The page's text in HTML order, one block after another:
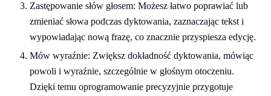
Zastępowanie słów głosem: Możesz łatwo poprawiać lub
zmieniać słowa podczas dyktowania, zaznaczając tekst i
wypowiadając nową frazę, co znacznie przyspiesza edycję.
Mów wyraźnie: Zwiększ dokładność dyktowania, mówiąc
powoli i wyraźnie, szczególnie w głośnym otoczeniu.
Dzięki temu oprogramowanie precyzyjnie przygotuje